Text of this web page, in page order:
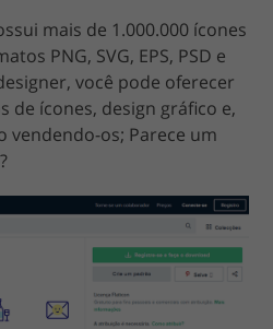
mais de 1.000.000 ícones
PNG, SVG, EPS, PSD e
você pode oferecer
de ícones, design gráfico e,
vendendo-os; Parece um